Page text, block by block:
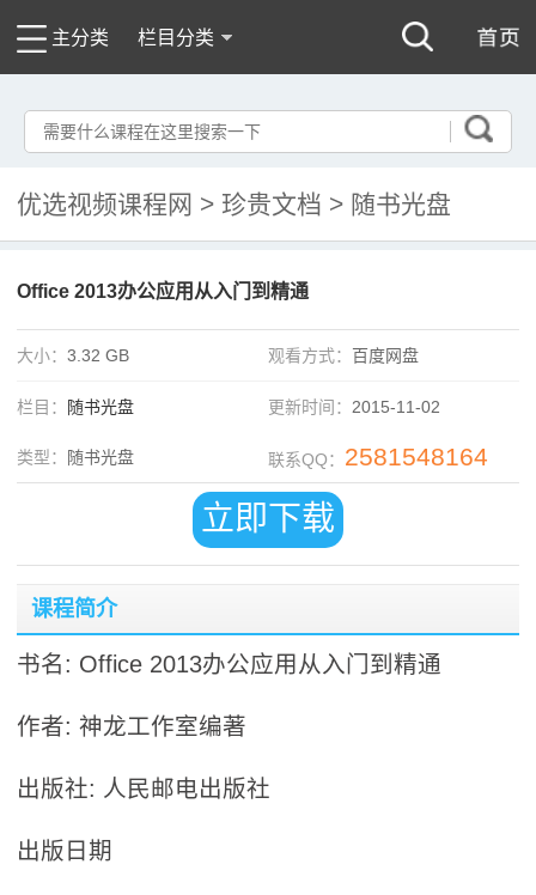
主分类 栏目分类
优选视频课程网 > 珍贵文档 > 随书光盘
Office 2013办公应用从入门到精通
大小： 3.32 GB 观看方式： 百度网盘
栏目： 随书光盘 更新时间： 2015-11-02
类型： 随书光盘 联系QQ： 2581548164
立即下载
课程简介
书名: Office 2013办公应用从入门到精通
作者: 神龙工作室编著
出版社: 人民邮电出版社
出版日期